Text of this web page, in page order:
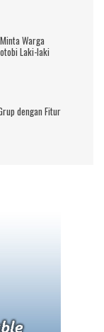
Warga
Laki-laki
dengan Fitur